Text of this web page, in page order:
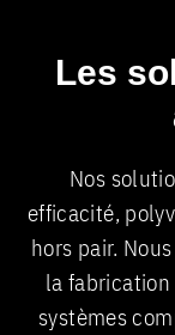
Les
Nos
efficacité,
hors pair.
la fabrication
systèmes